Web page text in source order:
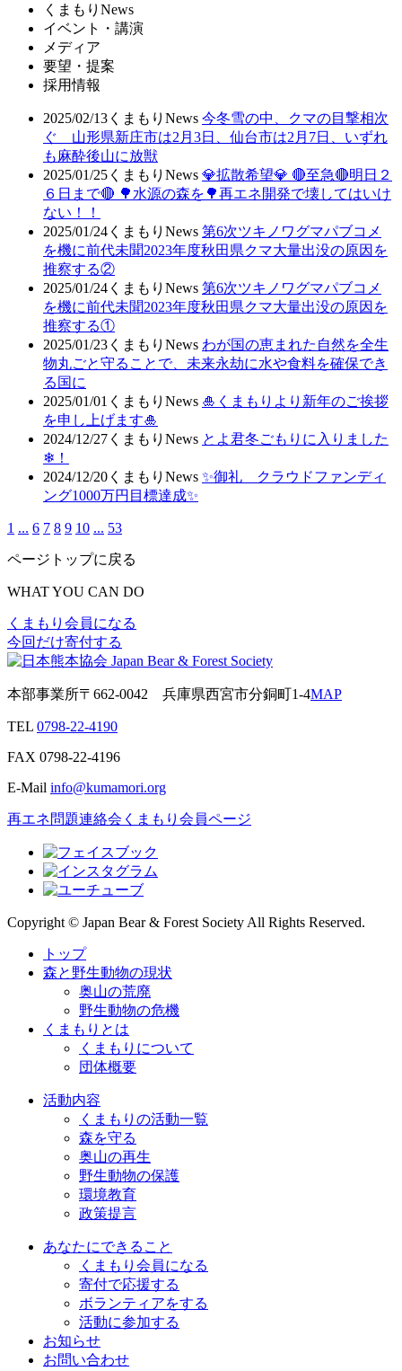
くまもりNews
イベント・講演
メディア
要望・提案
採用情報
2025/02/13 くまもりNews 今冬雪の中、クマの目撃相次
ぐ 山形県新庄市は2月3日、仙台市は2月7日、いずれ
も麻酔後山に放獣
2025/01/25 くまもりNews 💎拡散希望💎 🔴至急🔴明日２
６日まで🔴 🌳水源の森を🌳再エネ開発で壊してはいけ
ない！！
2025/01/24 くまもりNews 第6次ツキノワグマパブコメ
を機に前代未聞2023年度秋田県クマ大量出没の原因を
推察する②
2025/01/24 くまもりNews 第6次ツキノワグマパブコメ
を機に前代未聞2023年度秋田県クマ大量出没の原因を
推察する①
2025/01/23 くまもりNews わが国の恵まれた自然を全生
物丸ごと守ることで、未来永劫に水や食料を確保でき
る国に
2025/01/01 くまもりNews 🎍くまもりより新年のご挨拶
を申し上げます🎍
2024/12/27 くまもりNews とよ君冬ごもりに入りました
❄！
2024/12/20 くまもりNews ✨御礼 クラウドファンディ
ング1000万円目標達成✨
1 ... 6 7 8 9 10 ... 53
ページトップに戻る
WHAT YOU CAN DO
くまもり会員になる
今回だけ寄付する
本部事業所〒662-0042 兵庫県西宮市分銅町1-4MAP
TEL 0798-22-4190
FAX 0798-22-4196
E-Mail info@kumamori.org
再エネ問題連絡会 くまもり会員ページ
Copyright © Japan Bear & Forest Society All Rights Reserved.
トップ
森と野生動物の現状
奥山の荒廃
野生動物の危機
くまもりとは
くまもりについて
団体概要
活動内容
くまもりの活動一覧
森を守る
奥山の再生
野生動物の保護
環境教育
政策提言
あなたにできること
くまもり会員になる
寄付で応援する
ボランティアをする
活動に参加する
お知らせ
お問い合わせ